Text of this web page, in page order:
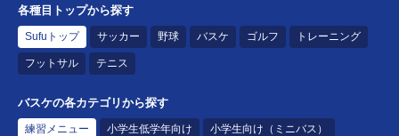
各種目トップから探す
Sufuトップ サッカー 野球 バスケ ゴルフ トレーニング
フットサル テニス
バスケの各カテゴリから探す
練習メニュー 小学生低学年向け 小学生向け（ミニバス）